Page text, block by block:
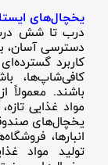
یخچال‌های
درب تا شش
دسترسی آسان،
کاربرد
کافی‌شاپ‌ها،
باشند. معمولاً
مواد غذایی
یخچال‌های
انبارها،
تولید مواد